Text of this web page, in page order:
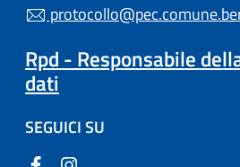
Rpd - Responsabile
dati
SEGUICI SU